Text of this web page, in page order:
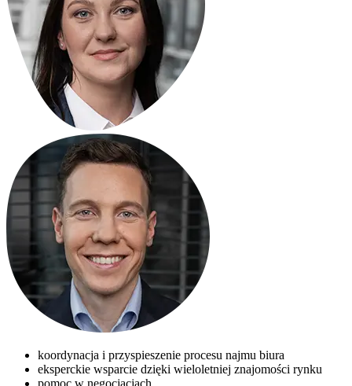
koordynacja i przyspieszenie procesu najmu biura
eksperckie wsparcie dzięki wieloletniej znajomości rynku